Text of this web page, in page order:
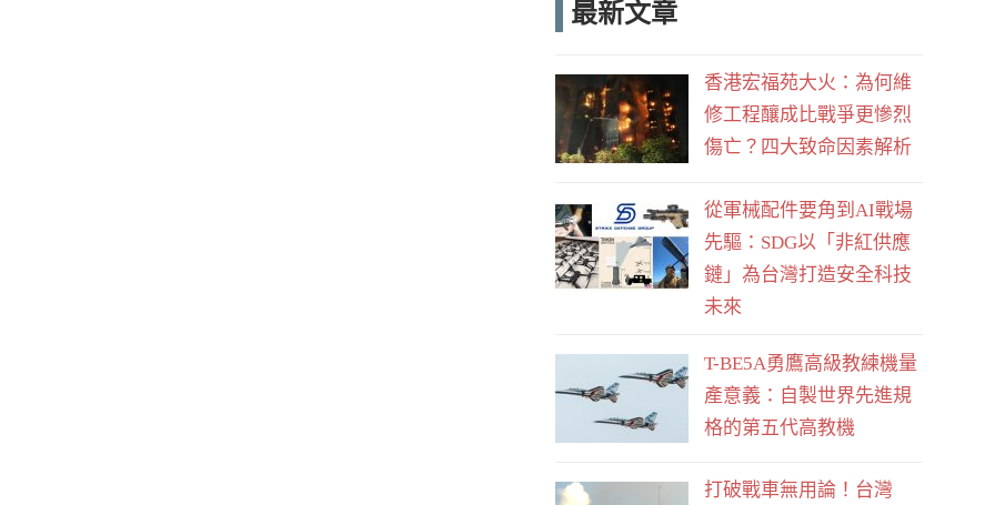
e
o
o
k
d
最新文章
香港宏福苑大火：為何維
修工程釀成比戰爭更慘烈
傷亡？四大致命因素解析
從軍械配件要角到AI戰場
先驅：SDG以「非紅供應
鏈」為台灣打造安全科技
未來
T-BE5A勇鷹高級教練機量
產意義：自製世界先進規
格的第五代高教機
打破戰車無用論！台灣